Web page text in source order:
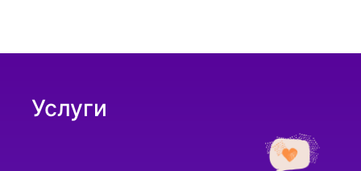
Услуги